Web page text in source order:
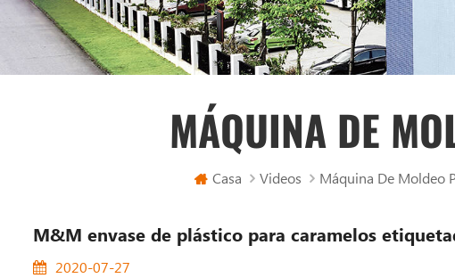
MÁQUINA DE
Casa Videos Máquina De Moldeo
M&M envase de plástico para caramelos
2020-07-27